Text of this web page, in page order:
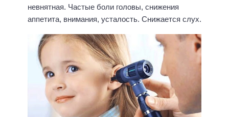
невнятная. Частые боли головы, снижения
аппетита, внимания, усталость. Снижается слух.